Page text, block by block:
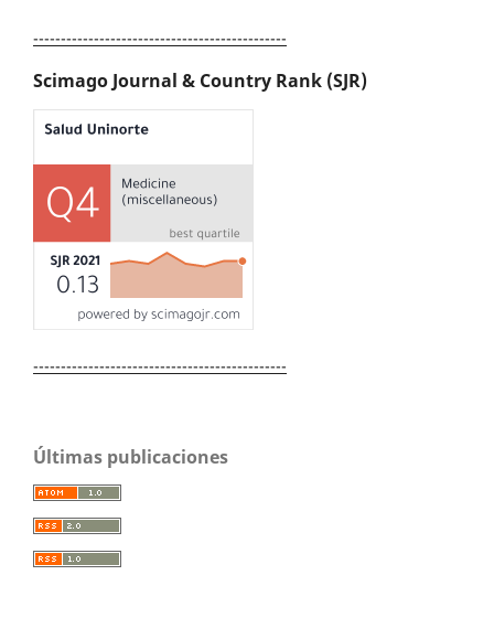
----------------------------------------------
Scimago Journal & Country Rank (SJR)
----------------------------------------------
Últimas publicaciones